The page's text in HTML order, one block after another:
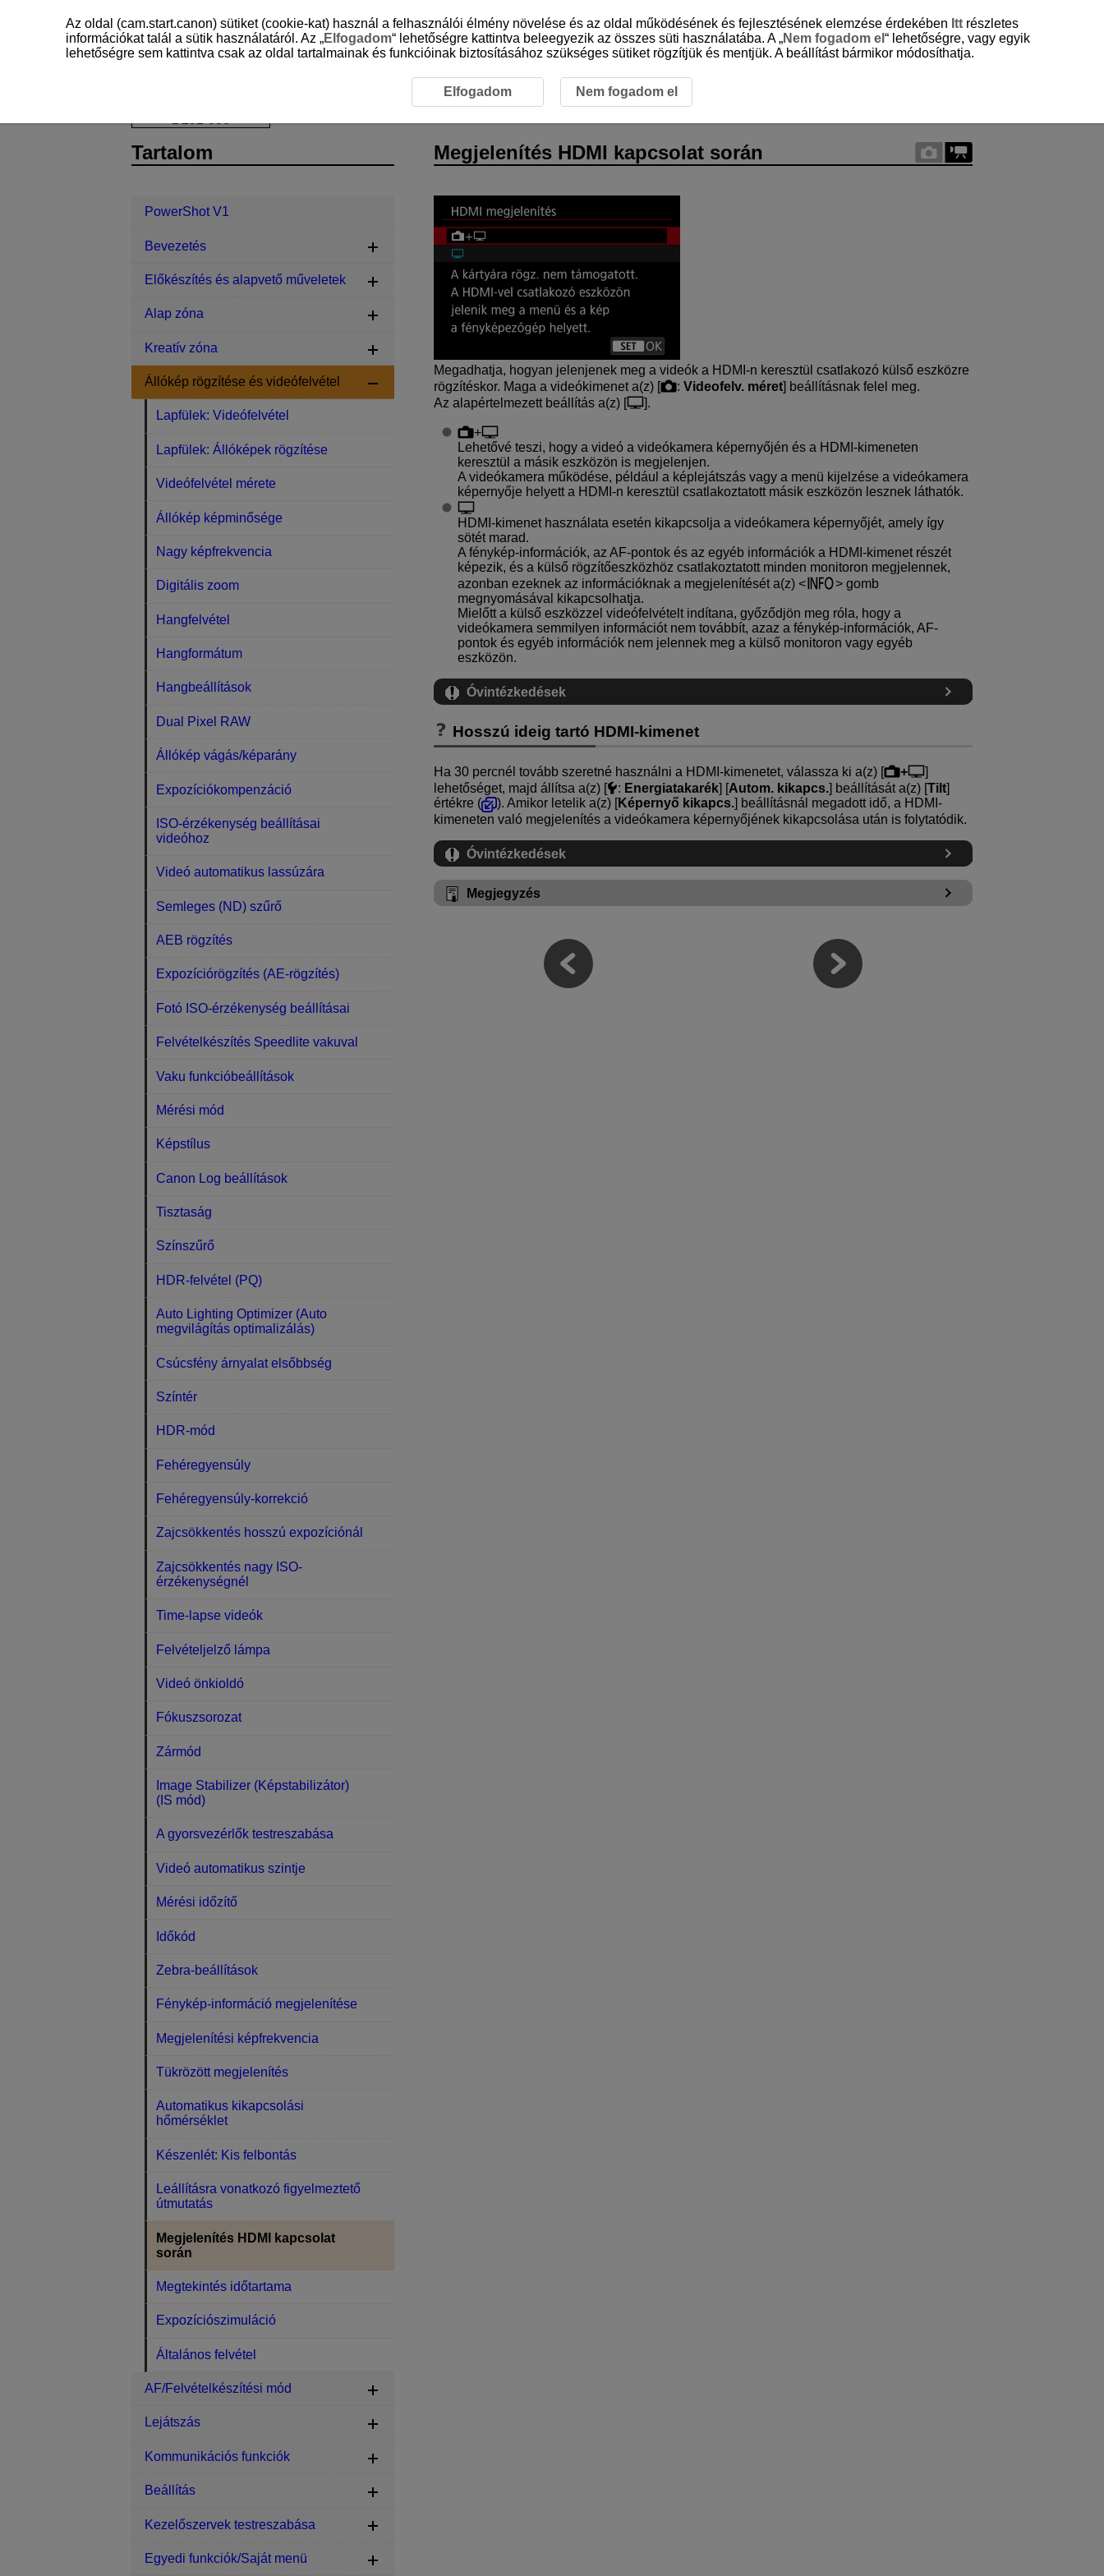
Állókép rögzítése és videófelvétel Megjelenítés HDMI kapcsolat során
Megjelenítés HDMI kapcsolat során
Megadhatja, hogyan jelenjenek meg a videók a HDMI-n keresztül csatlakozó külső eszközre
rögzítéskor. Maga a videókimenet a(z) [
: Videofelv. méret] beállításnak felel meg.
Az alapértelmezett beállítás a(z) [
].
+
Lehetővé teszi, hogy a videó a videókamera képernyőjén és a HDMI-kimeneten
keresztül a másik eszközön is megjelenjen.
A videókamera működése, például a képlejátszás vagy a menü kijelzése a videókamera
képernyője helyett a HDMI-n keresztül csatlakoztatott másik eszközön lesznek láthatók.
HDMI-kimenet használata esetén kikapcsolja a videókamera képernyőjét, amely így
sötét marad.
A fénykép-információk, az AF-pontok és az egyéb információk a HDMI-kimenet részét
képezik, és a külső rögzítőeszközhöz csatlakoztatott minden monitoron megjelennek,
azonban ezeknek az információknak a megjelenítését a(z)
gomb
megnyomásával kikapcsolhatja.
Mielőtt a külső eszközzel videófelvételt indítana, győződjön meg róla, hogy a
videókamera semmilyen információt nem továbbít, azaz a fénykép-információk, AF-
pontok és egyéb információk nem jelennek meg a külső monitoron vagy egyéb
eszközön.
Óvintézkedések
Hosszú ideig tartó HDMI-kimenet
Ha 30 percnél tovább szeretné használni a HDMI-kimenetet, válassza ki a(z) [ +
]
lehetőséget, majd állítsa a(z) [
: Energiatakarék] [Autom. kikapcs.] beállítását a(z) [Tilt]
értékre (
). Amikor letelik a(z) [Képernyő kikapcs.] beállításnál megadott idő, a HDMI-
kimeneten való megjelenítés a videókamera képernyőjének kikapcsolása után is folytatódik.
Óvintézkedések
Megjegyzés
Tartalom
PowerShot V1
Bevezetés
Előkészítés és alapvető műveletek
Alap zóna
Kreatív zóna
Állókép rögzítése és videófelvétel
Lapfülek: Videófelvétel
Lapfülek: Állóképek rögzítése
Videófelvétel mérete
Állókép képminősége
Nagy képfrekvencia
Digitális zoom
Hangfelvétel
Hangformátum
Hangbeállítások
Dual Pixel RAW
Állókép vágás/képarány
Expozíciókompenzáció
ISO-érzékenység beállításai
videóhoz
Videó automatikus lassúzára
Semleges (ND) szűrő
AEB rögzítés
Expozíciórögzítés (AE-rögzítés)
Fotó ISO-érzékenység beállításai
Felvételkészítés Speedlite vakuval
Vaku funkcióbeállítások
Mérési mód
Képstílus
Canon Log beállítások
Tisztaság
Színszűrő
HDR-felvétel (PQ)
Auto Lighting Optimizer (Auto
megvilágítás optimalizálás)
Csúcsfény árnyalat elsőbbség
Színtér
HDR-mód
Fehéregyensúly
Fehéregyensúly-korrekció
Zajcsökkentés hosszú expozíciónál
Zajcsökkentés nagy ISO-
érzékenységnél
Time-lapse videók
Felvételjelző lámpa
Videó önkioldó
Fókuszsorozat
Zármód
Image Stabilizer (Képstabilizátor)
(IS mód)
A gyorsvezérlők testreszabása
Videó automatikus szintje
Mérési időzítő
Időkód
Zebra-beállítások
Fénykép-információ megjelenítése
Megjelenítési képfrekvencia
Tükrözött megjelenítés
Automatikus kikapcsolási
hőmérséklet
Készenlét: Kis felbontás
Leállításra vonatkozó figyelmeztető
útmutatás
Megjelenítés HDMI kapcsolat
során
Megtekintés időtartama
Expozíciószimuláció
Általános felvétel
AF/Felvételkészítési mód
Lejátszás
Kommunikációs funkciók
Beállítás
Kezelőszervek testreszabása
Egyedi funkciók/Saját menü
Az oldal (cam.start.canon) sütiket (cookie-kat) használ a felhasználói élmény növelése és az oldal működésének és fejlesztésének elemzése érdekében Itt részletes
információkat talál a sütik használatáról. Az „Elfogadom“ lehetőségre kattintva beleegyezik az összes süti használatába. A „Nem fogadom el “ lehetőségre, vagy egyik
lehetőségre sem kattintva csak az oldal tartalmainak és funkcióinak biztosításához szükséges sütiket rögzítjük és mentjük. A beállítást bármikor módosíthatja.
Elfogadom Nem fogadom el